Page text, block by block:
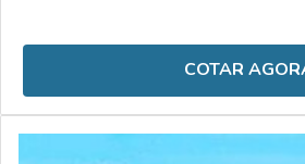
COTAR